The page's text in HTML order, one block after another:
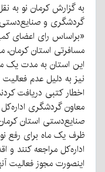
به گزارش کرمان نو به
گردشگری و صنایع‌دستی
«براساس رای اعضای
مسافرتی استان
نیز به دلیل عدم
اخطار کتبی دریافت
معاون گردشگری
صنایع‌دستی استان
ظرف یک ماه برای رفع
اداره‌کل مراجعه کنند و
اینصورت مجوز فعالیت